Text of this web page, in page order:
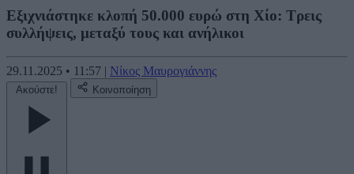
Εξιχνιάστηκε κλοπή 50.000 ευρώ στη Χίο: Τρεις
συλλήψεις, μεταξύ τους και ανήλικοι
29.11.2025 • 11:57 | Νίκος Μαυρογιάννης
Ακούστε! Κοινοποίηση